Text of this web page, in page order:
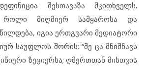
შესთავაზა მკითხველს.
როლი მიღმიერ სამყაროსა და
იგია ერთგვარი მედიატორი
საუფლოს შორის: “მე ცა მნიშნავს
ზეციერსა; ღმერთთან მისთვის